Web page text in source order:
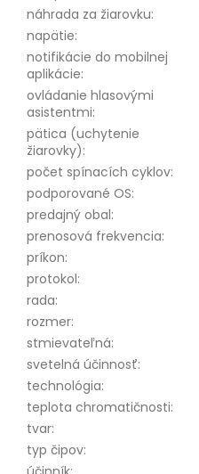
náhrada za žiarovku:
napätie:
notifikácie do mobilnej
aplikácie:
ovládanie hlasovými
asistentmi:
pätica (uchytenie
žiarovky):
počet spínacích cyklov:
podporované OS:
predajný obal:
prenosová frekvencia:
príkon:
protokol:
rada:
rozmer:
stmievateľná:
svetelná účinnosť:
technológia:
teplota chromatičnosti:
tvar:
typ čipov: